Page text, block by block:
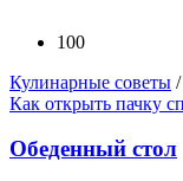
100
Кулинарные советы /
Как открыть пачку
Обеденный стол